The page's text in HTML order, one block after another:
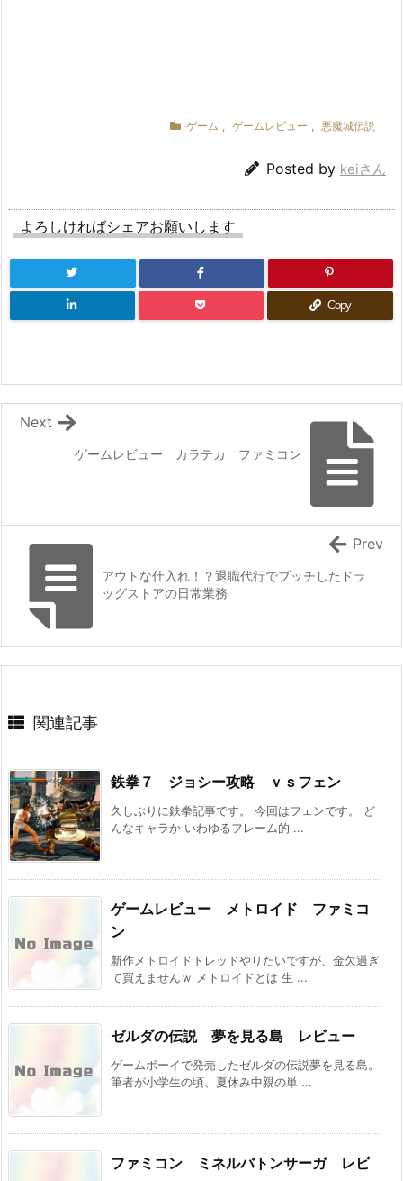
ゲーム , ゲームレビュー , 悪魔城伝説
Posted by keiさん
よろしければシェアお願いします
Copy
ゲームレビュー カラテカ ファミコン
Next
アウトな仕入れ！？退職代行でブッチしたドラ
ッグストアの日常業務
Prev
関連記事
鉄拳７ ジョシー攻略 ｖｓフェン
久しぶりに鉄拳記事です。 今回はフェンです。 ど
んなキャラか いわゆるフレーム的 ...
ゲームレビュー メトロイド ファミコ
ン
新作メトロイドドレッドやりたいですが、金欠過ぎ
て買えませんｗ メトロイドとは 生 ...
ゼルダの伝説 夢を見る島 レビュー
ゲームボーイで発売したゼルダの伝説夢を見る島。
筆者が小学生の頃、夏休み中親の単 ...
ファミコン ミネルバトンサーガ レビ